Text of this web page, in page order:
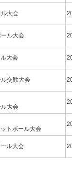
大会
ル大会
大会
交歓大会
大会
トボール大会
ル大会